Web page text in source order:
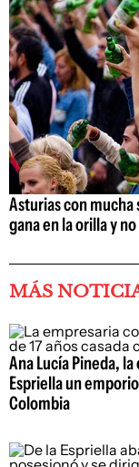
Asturias con mucha
gana en la orilla y
MÁS
Ana Lucía Pineda,
Espriella un
Colombia